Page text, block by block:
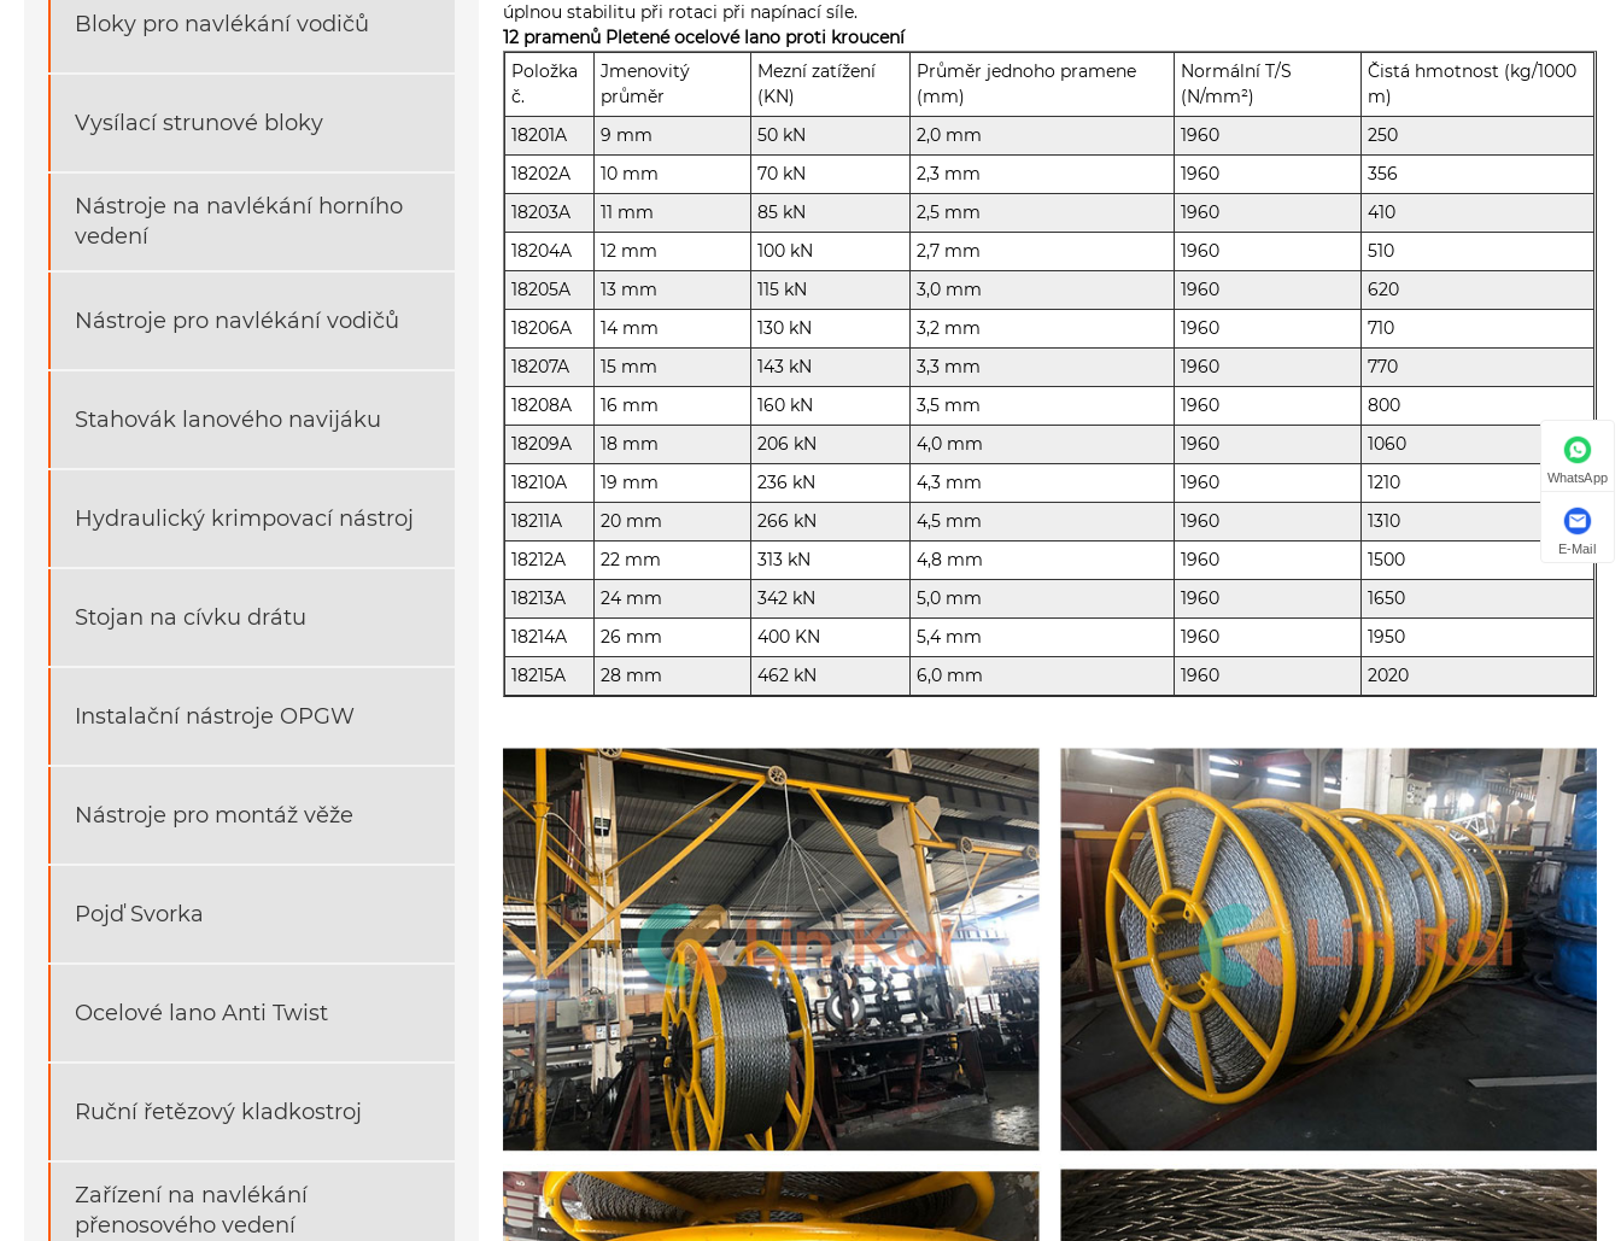
Bloky pro navlékání vodičů
Vysílací strunové bloky
Nástroje na navlékání horního
vedení
Nástroje pro navlékání vodičů
Stahovák lanového navijáku
Hydraulický krimpovací nástroj
Stojan na cívku drátu
Instalační nástroje OPGW
Nástroje pro montáž věže
Pojď Svorka
Ocelové lano Anti Twist
Ruční řetězový kladkostroj
Zařízení na navlékání
přenosového vedení
úplnou stabilitu při rotaci při napínací síle.
12 pramenů Pletené ocelové lano proti kroucení
Položka
č.
Jmenovitý
průměr
Mezní zatížení
(KN)
Průměr jednoho pramene
(mm)
Normální T/S
(N/mm²)
Čistá hmotnost (kg/1000
m)
18201A
9 mm 50 kN 2,0 mm 1960
250
18202A
10 mm 70 kN 2,3 mm 1960
356
18203A
11 mm 85 kN 2,5 mm 1960
410
18204A
12 mm 100 kN 2,7 mm 1960
510
18205A
13 mm 115 kN 3,0 mm 1960
620
18206A
14 mm 130 kN 3,2 mm 1960
710
18207A
15 mm 143 kN 3,3 mm 1960
770
18208A
16 mm 160 kN 3,5 mm 1960
800
18209A
18 mm 206 kN 4,0 mm 1960
1060
18210A
19 mm 236 kN 4,3 mm 1960
1210
18211A
20 mm 266 kN 4,5 mm 1960
1310
18212A
22 mm 313 kN 4,8 mm 1960
1500
18213A
24 mm 342 kN 5,0 mm 1960
1650
18214A
26 mm 400 KN 5,4 mm 1960
1950
18215A
28 mm 462 kN 6,0 mm 1960 2020
WhatsApp
E-Mail